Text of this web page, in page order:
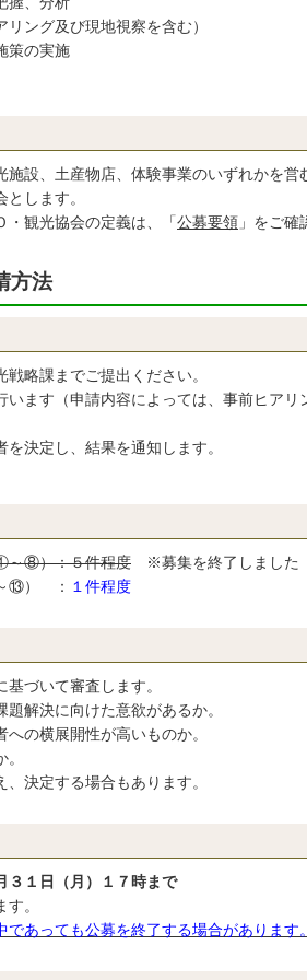
グ及び現地視察を含む）
の実施
設、土産物店、体験事業のいずれかを営
します。
観光協会の定義は、「公募要領 」をご確
方法
略課までご提出ください。
ます（申請内容によっては、事前ヒアリ
決定し、結果を通知します。
～⑧）：５件程度 ※募集を終了しました
⑬） ： １件程度
づいて審査します。
解決に向けた意欲があるか。
の横展開性が高いものか。
決定する場合もあります。
３１日（月）１７時まで
。
であっても公募を終了する場合があります。